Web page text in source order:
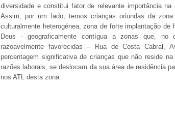
diversidade e constitui fator de relevante importância
Assim, por um lado, temos crianças oriundas da
culturalmente heterogénea, zona de forte implantação
Deus - geograficamente contígua a zonas que, no
razoavelmente favorecidas – Rua de Costa Cabral,
percentagem significativa de crianças que não reside
razões laborais, se deslocam da sua área de residência
nos ATL desta zona.